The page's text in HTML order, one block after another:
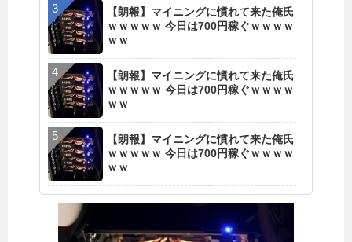
【朗報】マイニングに慣れて来た俺氏
ｗｗｗｗｗ 今日は700円稼ぐｗｗｗｗ
ｗｗ
【朗報】マイニングに慣れて来た俺氏
ｗｗｗｗｗ 今日は700円稼ぐｗｗｗｗ
ｗｗ
【朗報】マイニングに慣れて来た俺氏
ｗｗｗｗｗ 今日は700円稼ぐｗｗｗｗ
ｗｗ